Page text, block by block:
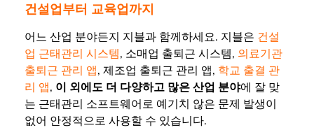
건설업부터 교육업까지
어느 산업 분야든지 지블과 함께하세요. 지블은 건설
업 근태관리 시스템, 소매업 출퇴근 시스템, 의료기관
출퇴근 관리 앱, 제조업 출퇴근 관리 앱, 학교 출결 관
리 앱, 이 외에도 더 다양하고 많은 산업 분야에 잘 맞
는 근태관리 소프트웨어로 예기치 않은 문제 발생이
없어 안정적으로 사용할 수 있습니다.